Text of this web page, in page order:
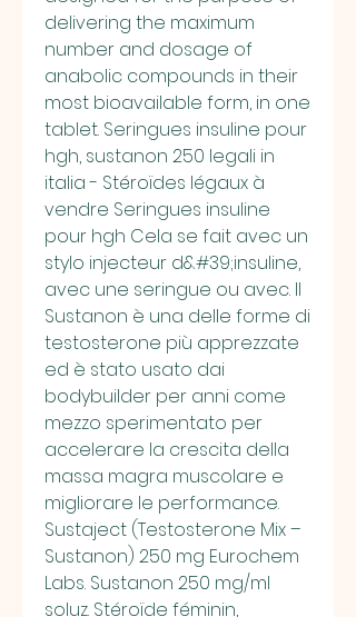
delivering the maximum
number and dosage of
anabolic compounds in their
most bioavailable form, in one
tablet. Seringues insuline pour
hgh, sustanon 250 legali in
italia - Stéroïdes légaux à
vendre Seringues insuline
pour hgh Cela se fait avec un
stylo injecteur d&#39;insuline,
avec une seringue ou avec. Il
Sustanon è una delle forme di
testosterone più apprezzate
ed è stato usato dai
bodybuilder per anni come
mezzo sperimentato per
accelerare la crescita della
massa magra muscolare e
migliorare le performance.
Sustaject (Testosterone Mix –
Sustanon) 250 mg Eurochem
Labs. Sustanon 250 mg/ml
soluz. Stéroïde féminin,